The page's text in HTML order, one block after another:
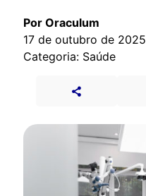
Por Oraculum
17 de outubro de 2025
Categoria: Saúde